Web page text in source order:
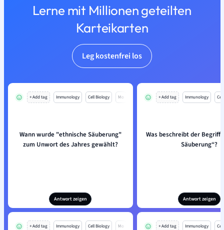
Lerne mit Millionen geteilten
Karteikarten
Leg kostenfrei los
+ Add tag Immunology Cell Biology Mo
Wann wurde "ethnische Säuberung"
zum Unwort des Jahres gewählt?
Antwort zeigen
+ Add tag Immunology
Was beschreibt der Begriff
Säuberung“?
Antwort zeigen
+ Add tag Immunology Cell Biology Mo + Add tag Immunology